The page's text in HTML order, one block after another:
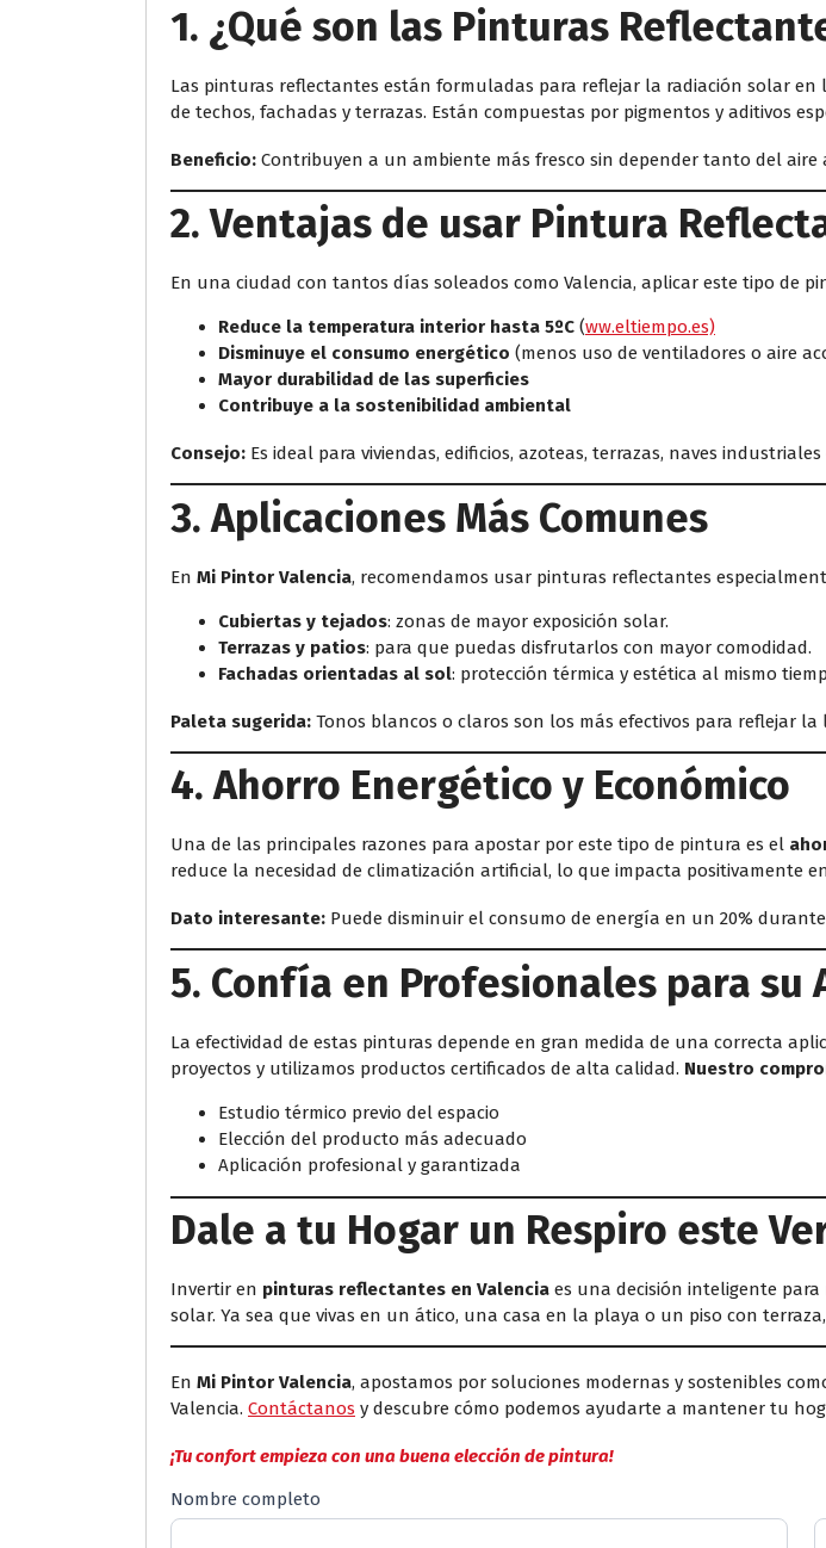
1. ¿Qué son las Pinturas
Las pinturas reflectantes están formuladas para reflejar la radiación solar
de techos, fachadas y terrazas. Están compuestas por pigmentos y aditivos
Beneficio: Contribuyen a un ambiente más fresco sin depender tanto del aire
2. Ventajas de usar Pintura
En una ciudad con tantos días soleados como Valencia, aplicar este tipo de
Reduce la temperatura interior hasta 5ºC (ww.eltiempo.es)
Disminuye el consumo energético (menos uso de ventiladores o aire
Mayor durabilidad de las superficies
Contribuye a la sostenibilidad ambiental
Consejo: Es ideal para viviendas, edificios, azoteas, terrazas, naves
3. Aplicaciones Más Comunes
En Mi Pintor Valencia, recomendamos usar pinturas reflectantes
Cubiertas y tejados: zonas de mayor exposición solar.
Terrazas y patios: para que puedas disfrutarlos con mayor comodidad.
Fachadas orientadas al sol: protección térmica y estética al mismo
Paleta sugerida: Tonos blancos o claros son los más efectivos para reflejar la
4. Ahorro Energético y Económico
Una de las principales razones para apostar por este tipo de pintura es el
reduce la necesidad de climatización artificial, lo que impacta positivamente
Dato interesante: Puede disminuir el consumo de energía en un 20%
5. Confía en Profesionales para su
La efectividad de estas pinturas depende en gran medida de una correcta
proyectos y utilizamos productos certificados de alta calidad. Nuestro
Estudio térmico previo del espacio
Elección del producto más adecuado
Aplicación profesional y garantizada
Dale a tu Hogar un Respiro este
Invertir en pinturas reflectantes en Valencia es una decisión inteligente
solar. Ya sea que vivas en un ático, una casa en la playa o un piso con
En Mi Pintor Valencia, apostamos por soluciones modernas y sostenibles
Valencia. Contáctanos y descubre cómo podemos ayudarte a mantener tu
¡Tu confort empieza con una buena elección de pintura!
Formulario
de
Nombre completo
Nombre